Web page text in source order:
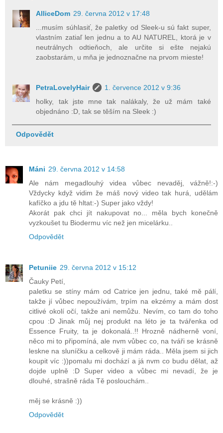
AlliceDom 29. června 2012 v 17:48
...musím súhlasiť, že paletky od Sleek-u sú fakt super,
vlastním zatiaľ len jednu a to AU NATUREL, ktorá je v
neutrálnych odtieňoch, ale určite si ešte nejakú
zaobstarám, u mňa je jednoznačne na prvom mieste!
PetraLovelyHair
1. července 2012 v 9:36
holky, tak jste mne tak nalákaly, že už mám také
objednáno :D, tak se těším na Sleek :)
Odpovědět
Máni 29. června 2012 v 14:58
Ale nám megadlouhý videa vůbec nevaděj, vážně!:-)
Vždycky když vidim že máš nový video tak hurá, udělám
kafíčko a jdu tě hltat:-) Super jako vždy!
Akorát pak chci jít nakupovat no... měla bych konečně
vyzkoušet tu Biodermu víc než jen micelárku..
Odpovědět
Petuniie 29. června 2012 v 15:12
Čauky Petí,
paletku se stíny mám od Catrice jen jednu, také mě pálí,
takže jí vůbec nepoužívám, trpím na ekzémy a mám dost
citlivé okolí očí, takže ani nemůžu. Nevím, co tam do toho
cpou :D Jinak můj nej produkt na léto je ta tvářenka od
Essence Fruity, ta je dokonalá..!! Hrozně nádherně voní,
něco mi to připomíná, ale nvm vůbec co, na tváři se krásně
leskne na sluníčku a celkově ji mám ráda.. Měla jsem si jich
koupit víc :))pomalu mi dochází a já nvm co budu dělat, až
dojde uplně :D Super video a vůbec mi nevadí, že je
dlouhé, strašně ráda Tě poslouchám..
měj se krásně :))
Odpovědět